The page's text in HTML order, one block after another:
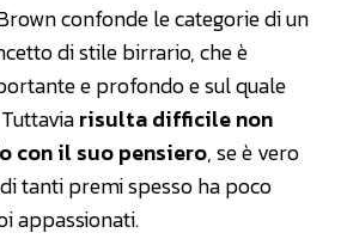
confonde le categorie di un
di stile birrario, che è
e profondo e sul quale
risulta difficile non
con il suo pensiero, se è vero
tanti premi spesso ha poco
appassionati.